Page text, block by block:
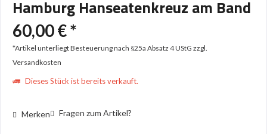
Hamburg Hanseatenkreuz am Band
60,00 € *
*Artikel unterliegt Besteuerung nach §25a Absatz 4 UStG zzgl.
Versandkosten
Dieses Stück ist bereits verkauft.
Merken Fragen zum Artikel?